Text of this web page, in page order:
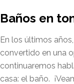
Baños en
En los últimos
convertido en una
continuaremos
casa: el baño.